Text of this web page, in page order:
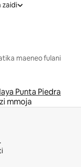
zaidi
maeneo fulani
Punta Piedra
mmoja